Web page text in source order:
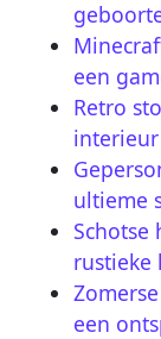
een
Retro
ultieme
rustieke
een